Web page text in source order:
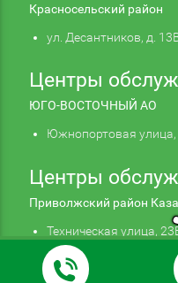
Красносельский район
ул. Десантников, д.
Центры
ЮГО-ВОСТОЧНЫЙ АО
Южнопортовая улица,
Центры
Приволжский район
Техническая улица,
Продолжая использовать
согласие на обработку